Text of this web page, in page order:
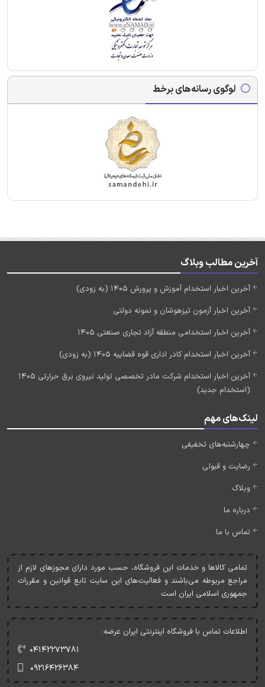
لوگوی رسانه‌های برخط
آخرین مطالب وبلاگ
آخرین اخبار استخدام آموزش و پرورش 1405 (به زودی)
آخرین اخبار آزمون تیزهوشان و نمونه دولتی
آخرین اخبار استخدامی منطقه آزاد تجاری صنعتی 1405
آخرین اخبار استخدام کادر اداری قوه قضاییه 1405 (به زودی)
آخرین اخبار استخدام شرکت مادر تخصصی تولید نیروی برق حرارتی 1405
(استخدام جدید)
لینک‌های مهم
چهارشنبه‌های تخفیفی
رضایت و قبولی
وبلاگ
درباره ما
تماس با ما
تمامی کالاها و خدمات اين فروشگاه، حسب مورد دارای مجوزهای لازم از
مراجع مربوطه می‌باشند و فعاليت‌های اين سايت تابع قوانين و مقررات
جمهوری اسلامی ايران است.
اطلاعات تماس با فروشگاه اینترنتی ایران عرضه:
۰۴۱۴۲۲۷۳۷۸۱
۰۹۲۱۶۴۲۶۳۸۴